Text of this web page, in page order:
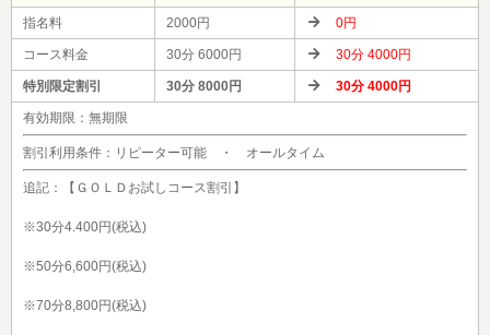
指名料 2000円 0円
コース料金 30分 6000円 30分 4000円
特別限定割引 30分 8000円 30分 4000円
有効期限：無期限
割引利用条件：リピーター可能 ・ オールタイム
追記：【ＧＯＬＤお試しコース割引】
※30分4.400円(税込)
※50分6,600円(税込)
※70分8,800円(税込)